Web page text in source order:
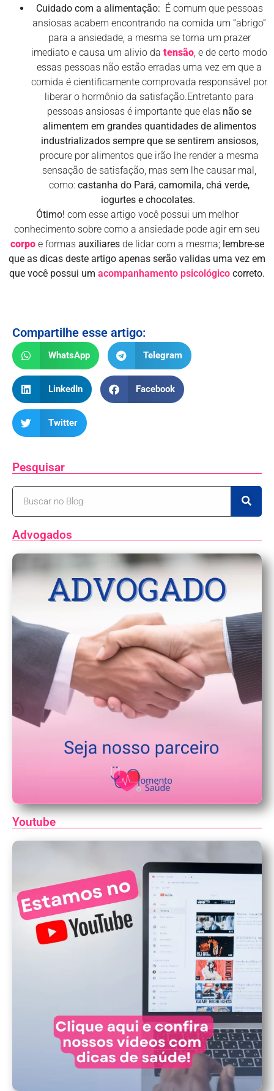
Cuidado com a alimentação: É comum que pessoas
ansiosas acabem encontrando na comida um “abrigo”
para a ansiedade, a mesma se torna um prazer
imediato e causa um alivio da tensão , e de certo modo
essas pessoas não estão erradas uma vez em que a
comida é cientificamente comprovada responsável por
liberar o hormônio da satisfação.Entretanto para
pessoas ansiosas é importante que elas não se
alimentem em grandes quantidades de alimentos
industrializados sempre que se sentirem ansiosos,
procure por alimentos que irão lhe render a mesma
sensação de satisfação, mas sem lhe causar mal,
como: castanha do Pará, camomila, chá verde,
iogurtes e chocolates.
Ótimo! com esse artigo você possui um melhor
conhecimento sobre como a ansiedade pode agir em seu
corpo e formas auxiliaresde lidar com a mesma; lembre-se
que as dicas deste artigo apenas serão validas uma vez em
que você possui um acompanhamento psicológico correto.
Compartilhe esse artigo:
WhatsApp Telegram
LinkedIn Facebook
Twitter
Pesquisar
Advogados
Youtube